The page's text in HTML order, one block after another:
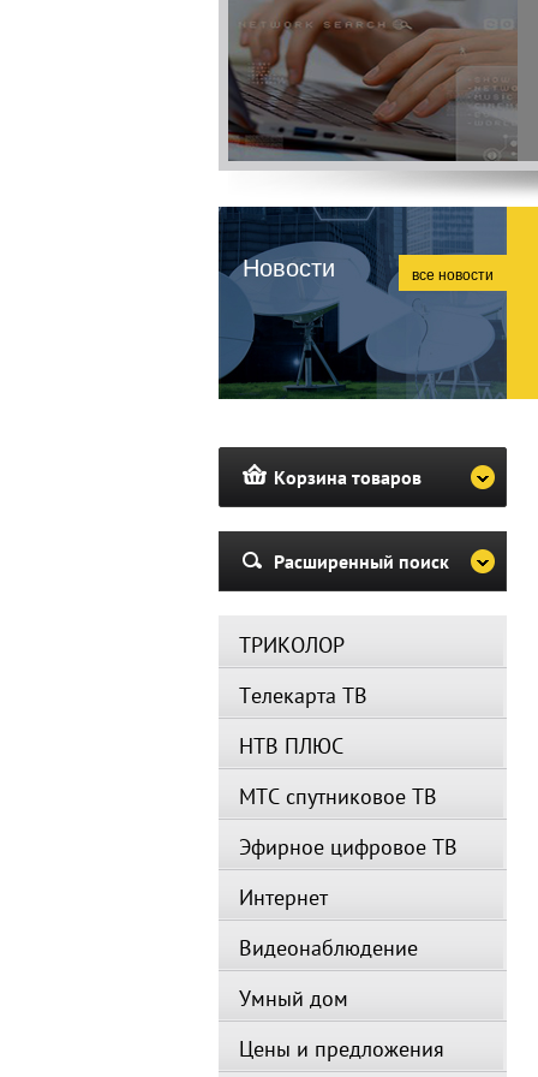
Новости все новости
Корзина товаров
Расширенный поиск
ТРИКОЛОР
Телекарта ТВ
НТВ ПЛЮС
МТС спутниковое ТВ
Эфирное цифровое ТВ
Интернет
Видеонаблюдение
Умный дом
Цены и предложения